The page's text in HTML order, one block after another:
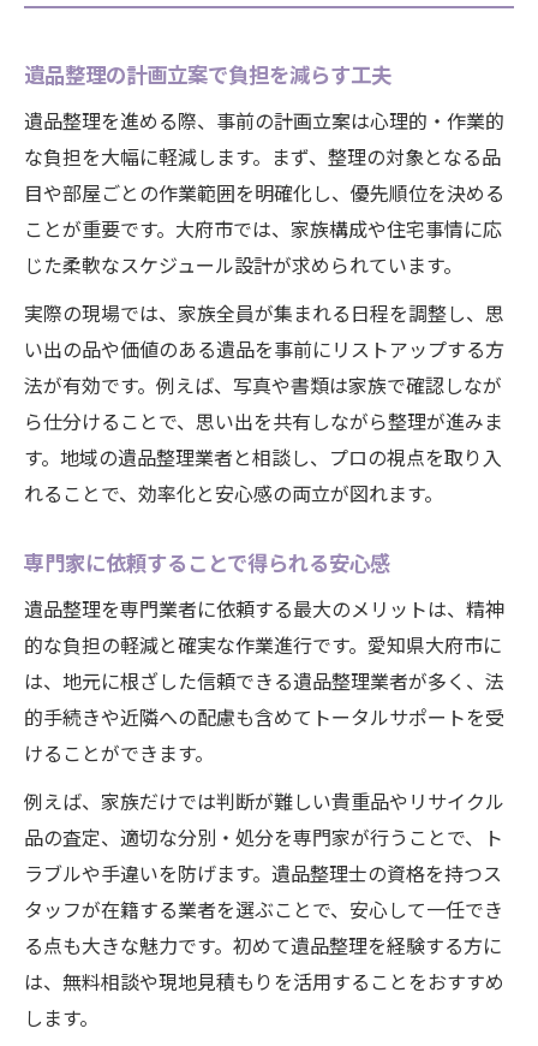
遺品整理の計画立案で負担を減らす工夫
遺品整理を進める際、事前の計画立案は心理的・作業的
な負担を大幅に軽減します。まず、整理の対象となる品
目や部屋ごとの作業範囲を明確化し、優先順位を決める
ことが重要です。大府市では、家族構成や住宅事情に応
じた柔軟なスケジュール設計が求められています。
実際の現場では、家族全員が集まれる日程を調整し、思
い出の品や価値のある遺品を事前にリストアップする方
法が有効です。例えば、写真や書類は家族で確認しなが
ら仕分けることで、思い出を共有しながら整理が進みま
す。地域の遺品整理業者と相談し、プロの視点を取り入
れることで、効率化と安心感の両立が図れます。
専門家に依頼することで得られる安心感
遺品整理を専門業者に依頼する最大のメリットは、精神
的な負担の軽減と確実な作業進行です。愛知県大府市に
は、地元に根ざした信頼できる遺品整理業者が多く、法
的手続きや近隣への配慮も含めてトータルサポートを受
けることができます。
例えば、家族だけでは判断が難しい貴重品やリサイクル
品の査定、適切な分別・処分を専門家が行うことで、ト
ラブルや手違いを防げます。遺品整理士の資格を持つス
タッフが在籍する業者を選ぶことで、安心して一任でき
る点も大きな魅力です。初めて遺品整理を経験する方に
は、無料相談や現地見積もりを活用することをおすすめ
します。